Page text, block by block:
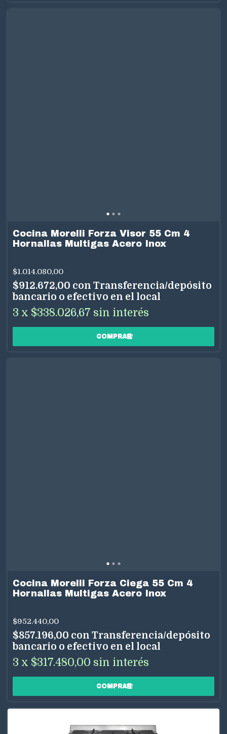
Cocina Morelli Forza Visor 55 Cm 4
Hornallas Multigas Acero Inox
$1.014.080,00
$912.672,00 con Transferencia/depósito
bancario o efectivo en el local
3 x $338.026,67 sin interés
Cocina Morelli Forza Ciega 55 Cm 4
Hornallas Multigas Acero Inox
$952.440,00
$857.196,00 con Transferencia/depósito
bancario o efectivo en el local
3 x $317.480,00 sin interés